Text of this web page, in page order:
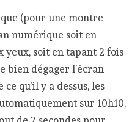
(pour une montre
numérique soit en
yeux, soit en tapant 2 fois
bien dégager l’écran
qu’il y a dessus, les
sur 10h10,